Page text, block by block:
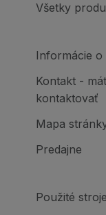
Všetky
Informácie
Kontakt -
kontaktovať
Mapa
Predajne
Použité